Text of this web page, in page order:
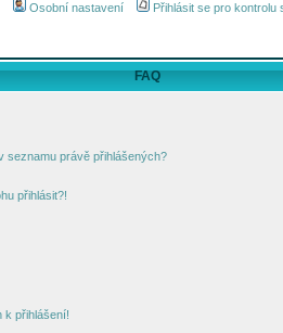
Osobní nastavení
Přihlásit se pro
FAQ
seznamu právě přihlášených?
přihlásit?!
k přihlášení!